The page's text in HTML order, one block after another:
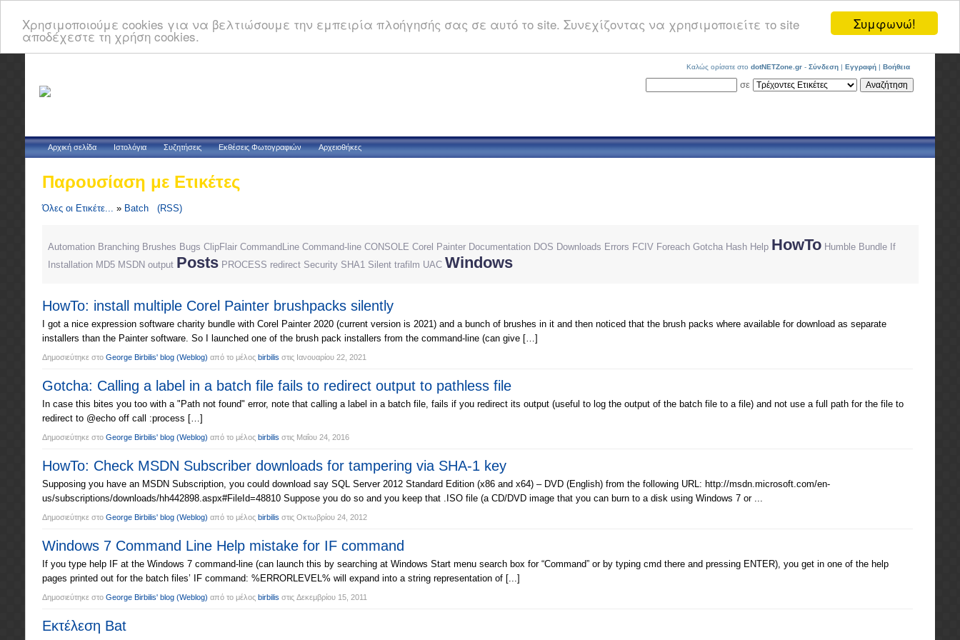
Συμφωνώ!
Χρησιμοποιούμε cookies για να βελτιώσουμε την εμπειρία πλοήγησής σας σε αυτό το site. Συνεχίζοντας να χρησιμοποιείτε το site
αποδέχεστε τη χρήση cookies.
Καλώς ορίσατε στο dotNETZone.gr - Σύνδεση | Εγγραφή | Βοήθεια
σε
Αρχική σελίδα Ιστολόγια Συζητήσεις Εκθέσεις Φωτογραφιών Αρχειοθήκες
Παρουσίαση με Ετικέτες
Όλες οι Ετικέτε... » Batch (RSS)
Automation Branching Brushes Bugs ClipFlair CommandLine Command-line CONSOLE Corel Painter Documentation DOS Downloads Errors FCIV Foreach Gotcha Hash Help HowTo Humble Bundle If
Installation MD5 MSDN output Posts PROCESS redirect Security SHA1 Silent trafilm UAC Windows
HowTo: install multiple Corel Painter brushpacks silently
I got a nice expression software charity bundle with Corel Painter 2020 (current version is 2021) and a bunch of brushes in it and then noticed that the brush packs where available for download as separate
installers than the Painter software. So I launched one of the brush pack installers from the command-line (can give […]
Δημοσιεύτηκε στο George Birbilis' blog (Weblog) από το μέλος birbilis στις Ιανουαρίου 22, 2021
Gotcha: Calling a label in a batch file fails to redirect output to pathless file
In case this bites you too with a "Path not found" error, note that calling a label in a batch file, fails if you redirect its output (useful to log the output of the batch file to a file) and not use a full path for the file to
redirect to @echo off call :process […]
Δημοσιεύτηκε στο George Birbilis' blog (Weblog) από το μέλος birbilis στις Μαΐου 24, 2016
HowTo: Check MSDN Subscriber downloads for tampering via SHA-1 key
Supposing you have an MSDN Subscription, you could download say SQL Server 2012 Standard Edition (x86 and x64) – DVD (English) from the following URL: http://msdn.microsoft.com/en-
us/subscriptions/downloads/hh442898.aspx#FileId=48810 Suppose you do so and you keep that .ISO file (a CD/DVD image that you can burn to a disk using Windows 7 or ...
Δημοσιεύτηκε στο George Birbilis' blog (Weblog) από το μέλος birbilis στις Οκτωβρίου 24, 2012
Windows 7 Command Line Help mistake for IF command
If you type help IF at the Windows 7 command-line (can launch this by searching at Windows Start menu search box for “Command” or by typing cmd there and pressing ENTER), you get in one of the help
pages printed out for the batch files’ IF command: %ERRORLEVEL% will expand into a string representation of [...]
Δημοσιεύτηκε στο George Birbilis' blog (Weblog) από το μέλος birbilis στις Δεκεμβρίου 15, 2011
Εκτέλεση Bat